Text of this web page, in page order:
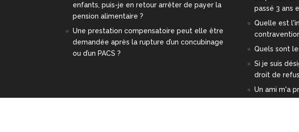
enfants, puis-je en retour arrêter de payer la
pension alimentaire ?
Une prestation compensatoire peut elle être
demandée après la rupture d’un concubinage
ou d’un PACS ?
passé 3 ans
Quelle est
Quels sont
Si je suis
droit de
Un ami m'a
volé. Est-ce-